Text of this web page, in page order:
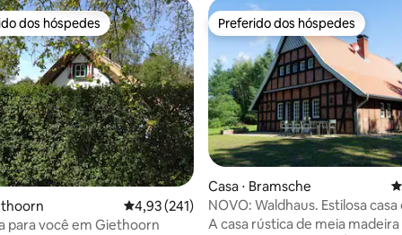
de 5, 125 avaliações
preferidos dos hóspedes
dos hóspedes
4,93 de uma avaliação média de 5, 241
4,93 (241)
para você em Giethoorn
Preferido dos hóspedes
Preferido dos hóspedes
Casa ⋅ Bramsche
NOVO: Waldhaus. Estilosa casa
madeira + sauna em formato
A casa rústica de meia